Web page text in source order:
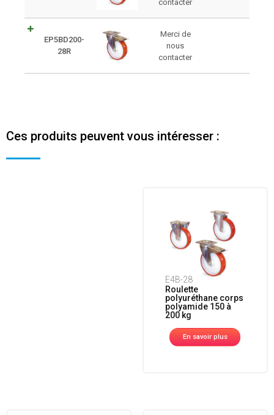
contacter
EP5BD200-
28R
Merci de
nous
contacter
Ces produits peuvent vous intéresser :
E4B-28
Roulette
polyuréthane corps
polyamide 150 à
200 kg
En savoir plus